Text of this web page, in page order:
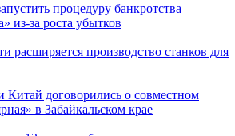
процедуру банкротства
из-за роста убытков
расширяется производство станков для
Китай договорились о совместном
в Забайкальском крае